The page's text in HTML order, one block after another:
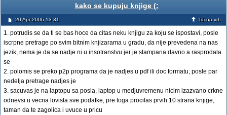
kako se kupuju knjige (:
20 Apr 2006 13:31 Idi na vrh
1. potrudis se da ti se bas hoce da citas neku knjigu za koju se ispostavi, posle
iscrpne pretrage po svim bitnim knjizarama u gradu, da nije prevedena na nas
jezik, nema je da se nadje ni u insotranstvu jer je stampana davno a rasprodala
se
2. polomis se preko p2p programa da je nadjes u pdf ili doc formatu, posle par
nedelja pretrage nadjes je
3. sacuvas je na laptopu sa posla, laptop u medjuvremenu nicim izazvano crkne
odnevsi u vecna lovista sve podatke, pre toga procitas prvih 10 strana knjige,
taman da te zagolica i uvuce u pricu